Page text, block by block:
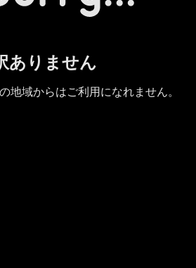
ありません
地域からはご利用になれません。